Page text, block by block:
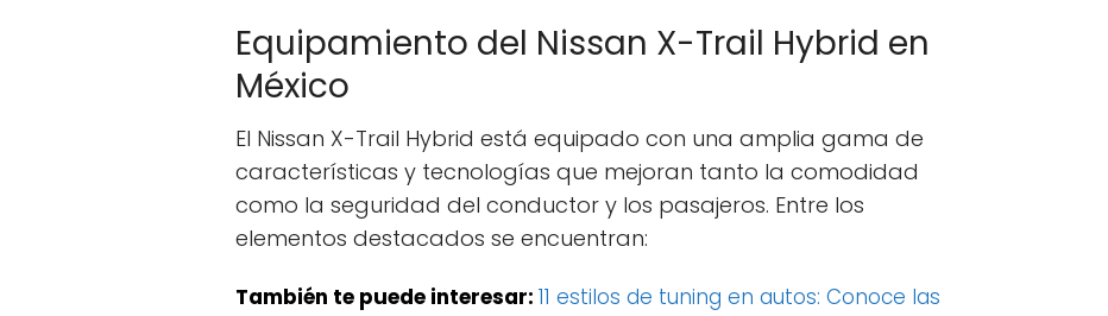
Equipamiento del Nissan X-Trail Hybrid en
México
El Nissan X-Trail Hybrid está equipado con una amplia gama de
características y tecnologías que mejoran tanto la comodidad
como la seguridad del conductor y los pasajeros. Entre los
elementos destacados se encuentran:
También te puede interesar: 11 estilos de tuning en autos: Conoce las